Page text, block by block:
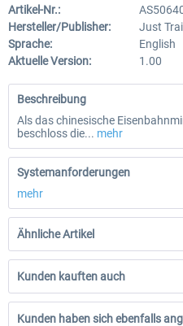
Artikel-Nr.:
Hersteller/Publisher:
Just
Sprache:
English
Aktuelle Version:
1.00
Beschreibung
Als das chinesische
beschloss die... mehr
Systemanforderungen
mehr
Ähnliche Artikel
Kunden kauften auch
Kunden haben sich ebenfalls